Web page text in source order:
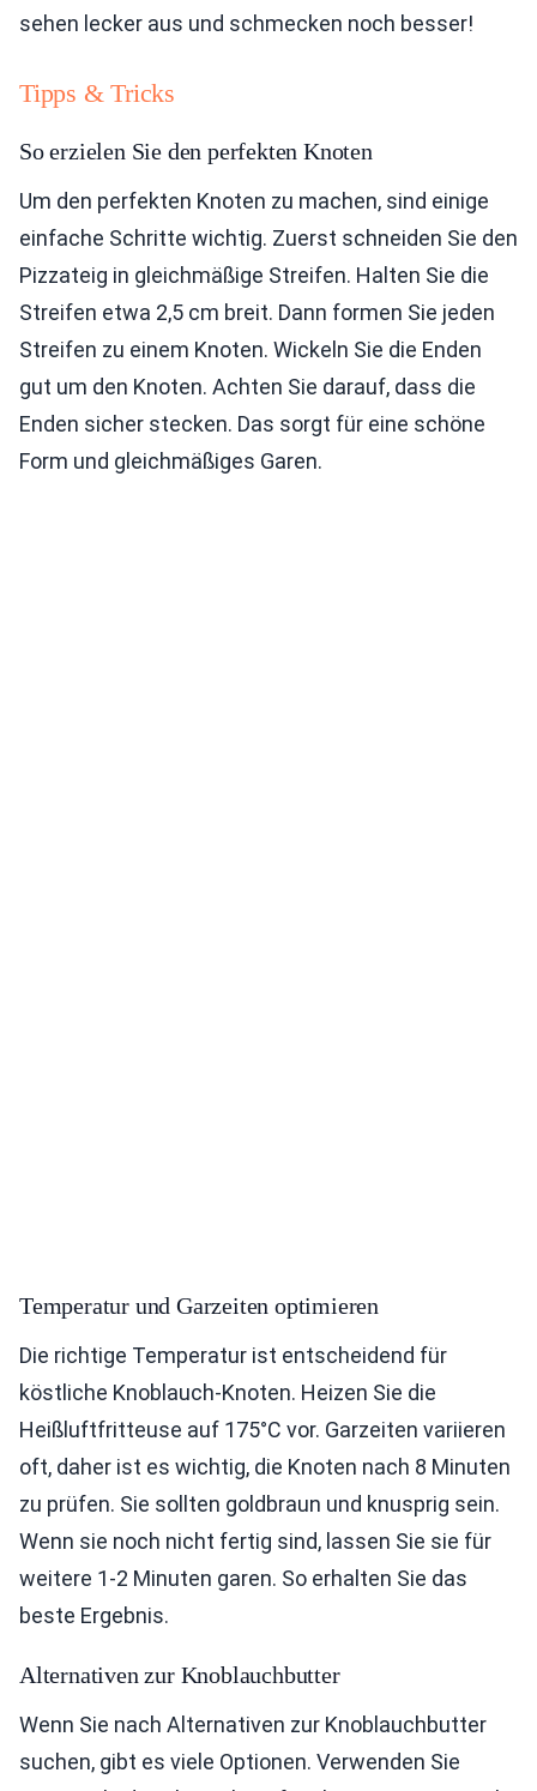
sehen lecker aus und schmecken noch besser!
Tipps & Tricks
So erzielen Sie den perfekten Knoten
Um den perfekten Knoten zu machen, sind einige
einfache Schritte wichtig. Zuerst schneiden Sie den
Pizzateig in gleichmäßige Streifen. Halten Sie die
Streifen etwa 2,5 cm breit. Dann formen Sie jeden
Streifen zu einem Knoten. Wickeln Sie die Enden
gut um den Knoten. Achten Sie darauf, dass die
Enden sicher stecken. Das sorgt für eine schöne
Form und gleichmäßiges Garen.
Temperatur und Garzeiten optimieren
Die richtige Temperatur ist entscheidend für
köstliche Knoblauch-Knoten. Heizen Sie die
Heißluftfritteuse auf 175°C vor. Garzeiten variieren
oft, daher ist es wichtig, die Knoten nach 8 Minuten
zu prüfen. Sie sollten goldbraun und knusprig sein.
Wenn sie noch nicht fertig sind, lassen Sie sie für
weitere 1-2 Minuten garen. So erhalten Sie das
beste Ergebnis.
Alternativen zur Knoblauchbutter
Wenn Sie nach Alternativen zur Knoblauchbutter
suchen, gibt es viele Optionen. Verwenden Sie